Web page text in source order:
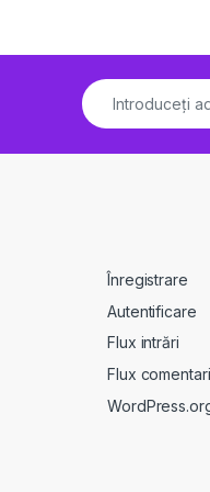
Înregistrare
Autentificare
Flux intrări
Flux